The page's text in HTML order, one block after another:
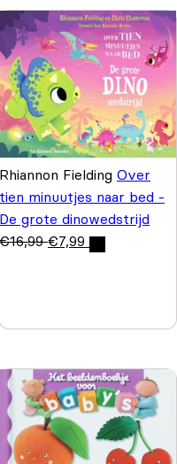
Rhiannon Fielding Over
tien minuutjes naar bed -
De grote dinowedstrijd
€16,99 €7,99